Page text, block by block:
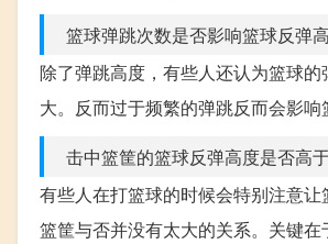
篮球弹跳次数是否影响篮球反弹
除了弹跳高度，有些人还认为篮球
大。反而过于频繁的弹跳反而会影响
击中篮筐的篮球反弹高度是否高
有些人在打篮球的时候会特别注意
篮筐与否并没有太大的关系。关键在